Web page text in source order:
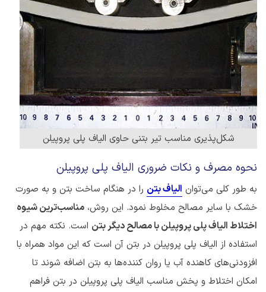
شکل‌پذیری مناسب تیر بتنی حاوی الیاف پلی پروپیلن
نحوه مصرف و نکات ضروری الیاف پلی پروپیلن
به طور کلی می‌توان الیاف بتن را در هنگام ساخت بتن و به صورت
خشک با سایر مصالح مخلوط نمود. این روش، مناسب‌ترین شیوه
اختلاط الیاف پلی پروپیلن با مصالح دیگر بتن است. نکته مهم در
استفاده از الیاف پلی پروپیلن در بتن آن است که این مواد همراه با
افزودنی‌های کاهنده آب یا روان کننده‌ها به بتن اضافه شوند تا
امکان اختلاط و پخش مناسب الیاف پلی پروپیلن در بتن فراهم